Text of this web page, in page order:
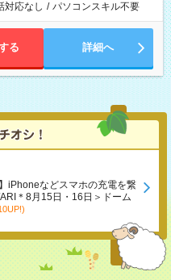
対応なし / パソコンスキル不要
る 詳細へ
iPhoneなどスマホの充電を繋
＊8月15日・16日＞ドーム